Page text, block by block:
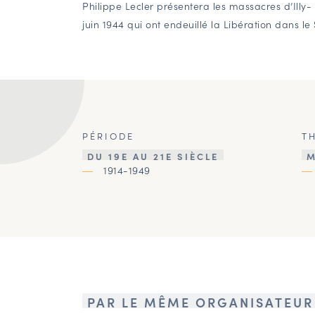
Philippe Lecler présentera les massacres
juin 1944 qui ont endeuillé la Libération dans le
PÉRIODE
DU 19E AU 21E SIÈCLE
1914-1949
PAR LE MÊME ORGANISATEUR